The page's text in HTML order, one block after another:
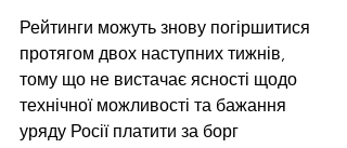
Рейтинги можуть знову погіршитися
протягом двох наступних тижнів,
тому що не вистачає ясності щодо
технічної можливості та бажання
уряду Росії платити за борг